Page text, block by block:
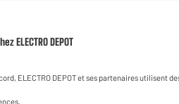
ELECTRO DEPOT
ELECTRO DEPOT et ses partenaires utilisent